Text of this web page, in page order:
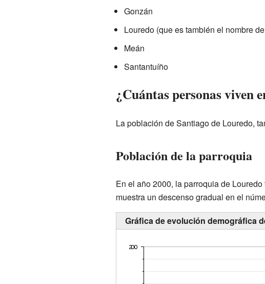
Gonzán
Louredo (que es también el nombre
Meán
Santantuíño
¿Cuántas personas viven
La población de Santiago de Louredo,
Población de la parroquia
En el año 2000, la parroquia de
muestra un descenso gradual en el
Gráfica de evolución demográfica